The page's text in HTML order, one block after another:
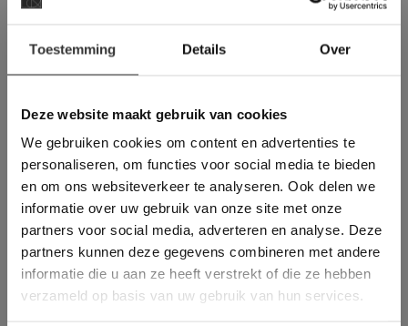
Toestemming Details Over
Deze website maakt gebruik van cookies
We gebruiken cookies om content en advertenties te
personaliseren, om functies voor social media te bieden
en om ons websiteverkeer te analyseren. Ook delen we
informatie over uw gebruik van onze site met onze
partners voor social media, adverteren en analyse. Deze
partners kunnen deze gegevens combineren met andere
informatie die u aan ze heeft verstrekt of die ze hebben
verzameld op basis van uw gebruik van hun services.
Binnen 24 uur een passende offerte
Meer dan 500 m2 showroom
Deze website maakt
gebruik van cookies.
This Cookie Banner was deleted and is no
longer working. Please contact the website
administrator.
Deze website gebruikt cookies om de
gebruikerservaring te verbeteren. Door
gebruik te maken van onze website geeft u
toestemming voor alle cookies in
overeenstemming met ons cookiebeleid.Lees
verder
ALLES ACCEPTEREN